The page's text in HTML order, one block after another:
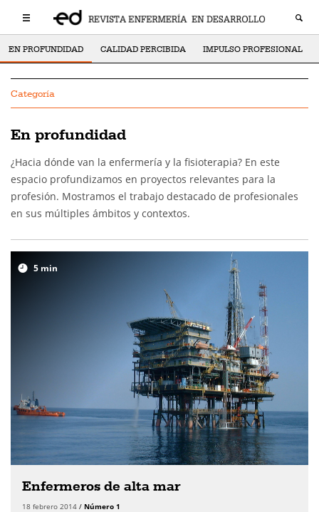
EN PROFUNDIDAD CALIDAD PERCIBIDA IMPULSO PROFESIONAL
Categoría
En profundidad
¿Hacia dónde van la enfermería y la fisioterapia? En este
espacio profundizamos en proyectos relevantes para la
profesión. Mostramos el trabajo destacado de profesionales
en sus múltiples ámbitos y contextos.
5 min
Enfermeros de alta mar
18 febrero 2014 / Número 1